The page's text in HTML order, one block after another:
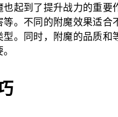
起到了提升战力的重
。不同的附魔效果适
。同时，附魔的品质